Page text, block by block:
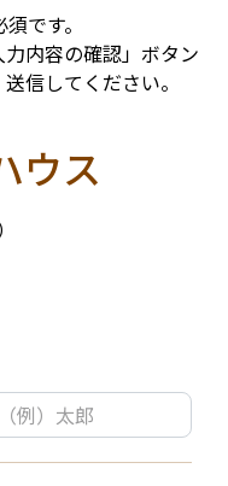
です。
内容の確認」ボタン
信してください。
ウス